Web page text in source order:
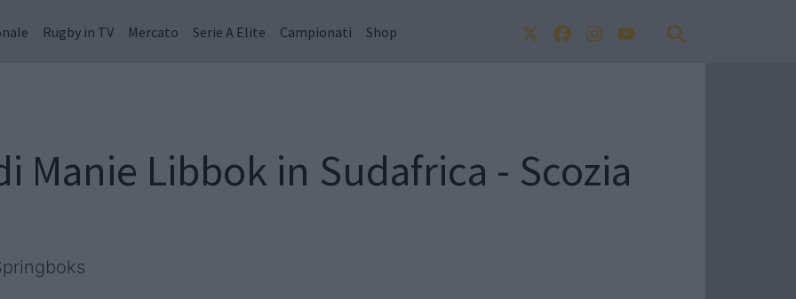
Rugby in TV Mercato Serie A Elite Campionati Shop
Manie Libbok in Sudafrica - Scozia